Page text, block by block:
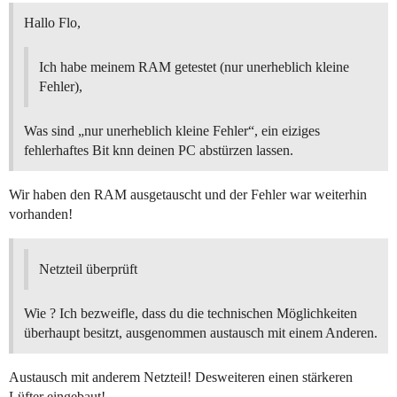
Hallo Flo,
Ich habe meinem RAM getestet (nur unerheblich kleine
Fehler),
Was sind „nur unerheblich kleine Fehler“, ein eiziges
fehlerhaftes Bit knn deinen PC abstürzen lassen.
Wir haben den RAM ausgetauscht und der Fehler war weiterhin
vorhanden!
Netzteil überprüft
Wie ? Ich bezweifle, dass du die technischen Möglichkeiten
überhaupt besitzt, ausgenommen austausch mit einem Anderen.
Austausch mit anderem Netzteil! Desweiteren einen stärkeren